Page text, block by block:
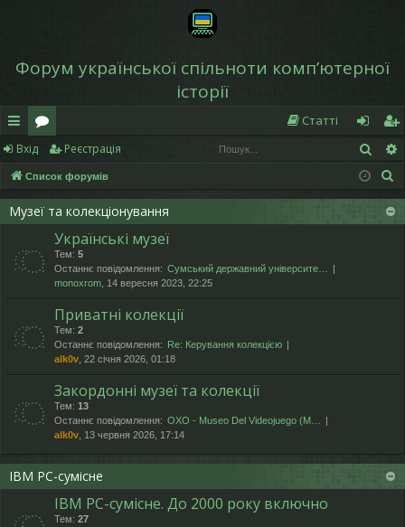
Форум української спільноти компʼютерної
історії
в
и
дк
д
ос
о
ру
м
Статті
хі
д
еє
ст
р
я
Вхід Реєстрація
Список форумів
Музеї та колекціонування
Українські музеї
Тем: 5
Останнє повідомлення: Сумський державний університе…
monoxrom , 14 вересня 2023, 22:25
Приватні колекції
Тем: 2
Останнє повідомлення:
Re: Керування колекцією
alk0v , 22 січня 2026, 01:18
Закордонні музеї та колекції
Тем: 13
Останнє повідомлення: OXO - Museo Del Videojuego (М…
alk0v , 13 червня 2026, 17:14
IBM PC-сумісне
IBM PC-сумісне. До 2000 року включно
Тем: 27